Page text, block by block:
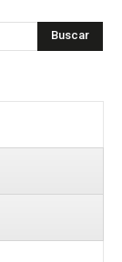
Buscar